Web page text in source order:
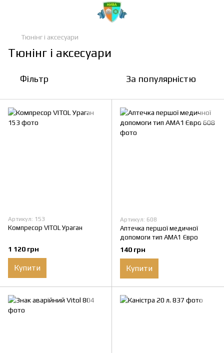
Тюнінг і аксесуари
Тюнінг і аксесуари
Фільтр За популярністю
Артикул: 153
Компресор VITOL Ураган
1 120 грн
Купити
Артикул: 608
Аптечка першої медичної
допомоги тип АМА1 Євро
140 грн
Купити